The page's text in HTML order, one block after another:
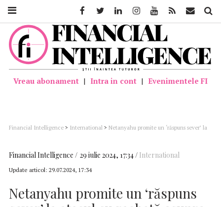
Vreau abonament | Intra in cont | Evenimentele FI
Financial Intelligence > International > Netanyahu promite un ‘răspuns sever’ la
Financial Intelligence 29 iulie 2024, 17:34 International
Update articol: 29.07.2024, 17:34
Netanyahu promite un ‘răspuns
FacebookTwitter LinkedinInstagramYoutube Feed Mail